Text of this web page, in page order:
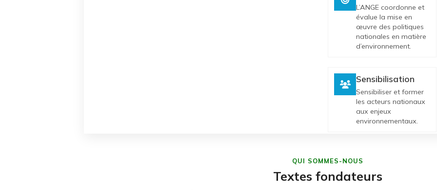
L’ANGE coordonne et
évalue la mise en
œuvre des politiques
nationales en matière
d’environnement.
Sensibilisation
Sensibiliser et former
les acteurs nationaux
aux enjeux
environnementaux.
QUI SOMMES-NOUS
Textes fondateurs